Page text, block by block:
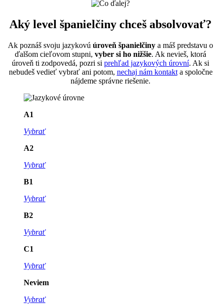
Aký level španielčiny chceš absolvovať?
Ak poznáš svoju jazykovú úroveň španielčiny a máš predstavu o
ďalšom cieľovom stupni, vyber si ho nižšie. Ak nevieš, ktorá
úroveň ti zodpovedá, pozri si prehľad jazykových úrovní. Ak si
nebudeš vedieť vybrať ani potom, nechaj nám kontakta spoločne
nájdeme správne riešenie.
A1
Vybrať
A2
Vybrať
B1
Vybrať
B2
Vybrať
C1
Vybrať
Neviem
Vybrať